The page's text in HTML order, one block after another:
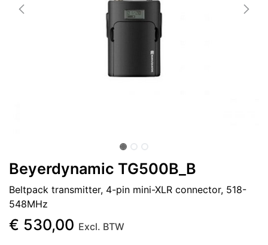
Beyerdynamic TG500B_B
Beltpack transmitter, 4-pin mini-XLR connector, 518-
548MHz
€ 530,00 Excl. BTW